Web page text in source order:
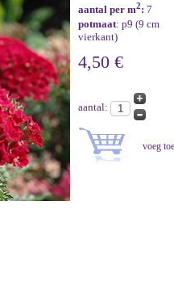
aantal per m2: 7
potmaat: p9 (9 cm
vierkant)
4,50 €
aantal: